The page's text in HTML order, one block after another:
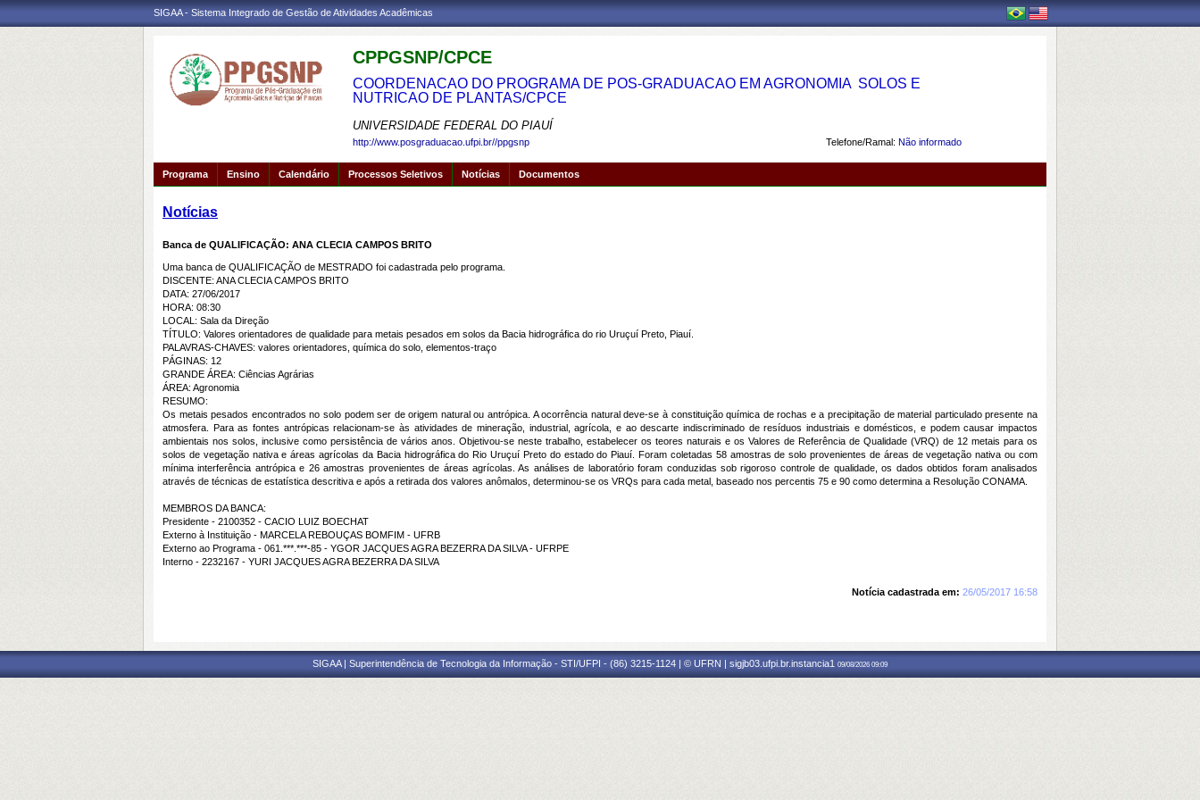
SIGAA - Sistema Integrado de Gestão de Atividades Acadêmicas
CPPGSNP/CPCE
COORDENACAO DO PROGRAMA DE POS-GRADUACAO EM AGRONOMIA  SOLOS E
NUTRICAO DE PLANTAS/CPCE
UNIVERSIDADE FEDERAL DO PIAUÍ
Telefone/Ramal: Não informado
http://www.posgraduacao.ufpi.br//ppgsnp
Programa Ensino Calendário Processos Seletivos Notícias Documentos
Notícias
Banca de QUALIFICAÇÃO: ANA CLECIA CAMPOS BRITO
Uma banca de QUALIFICAÇÃO de MESTRADO foi cadastrada pelo programa.
DISCENTE: ANA CLECIA CAMPOS BRITO
DATA: 27/06/2017
HORA: 08:30
LOCAL: Sala da Direção
TÍTULO: Valores orientadores de qualidade para metais pesados em solos da Bacia hidrográfica do rio Uruçuí Preto, Piauí.
PALAVRAS-CHAVES: valores orientadores, química do solo, elementos-traço
PÁGINAS: 12
GRANDE ÁREA: Ciências Agrárias
ÁREA: Agronomia
RESUMO:
Os metais pesados encontrados no solo podem ser de origem natural ou antrópica. A ocorrência natural deve-se à constituição química de rochas e a precipitação de material particulado presente na
atmosfera. Para as fontes antrópicas relacionam-se às atividades de mineração, industrial, agrícola, e ao descarte indiscriminado de resíduos industriais e domésticos, e podem causar impactos
ambientais nos solos, inclusive como persistência de vários anos. Objetivou-se neste trabalho, estabelecer os teores naturais e os Valores de Referência de Qualidade (VRQ) de 12 metais para os
solos de vegetação nativa e áreas agrícolas da Bacia hidrográfica do Rio Uruçuí Preto do estado do Piauí. Foram coletadas 58 amostras de solo provenientes de áreas de vegetação nativa ou com
mínima interferência antrópica e 26 amostras provenientes de áreas agrícolas. As análises de laboratório foram conduzidas sob rigoroso controle de qualidade, os dados obtidos foram analisados
através de técnicas de estatística descritiva e após a retirada dos valores anômalos, determinou-se os VRQs para cada metal, baseado nos percentis 75 e 90 como determina a Resolução CONAMA.
MEMBROS DA BANCA:
Presidente - 2100352 - CACIO LUIZ BOECHAT
Externo à Instituição - MARCELA REBOUÇAS BOMFIM - UFRB
Externo ao Programa - 061.***.***-85 - YGOR JACQUES AGRA BEZERRA DA SILVA - UFRPE
Interno - 2232167 - YURI JACQUES AGRA BEZERRA DA SILVA
Notícia cadastrada em: 26/05/2017 16:58
SIGAA | Superintendência de Tecnologia da Informação - STI/UFPI - (86) 3215-1124 | © UFRN | sigjb03.ufpi.br.instancia1 09/08/2026 09:09